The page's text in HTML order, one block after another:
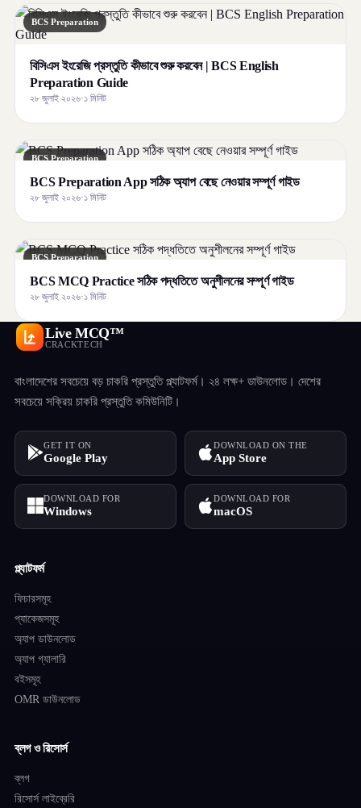
BCS Preparation
বিসিএস ইংরেজি প্রস্তুতি কীভাবে শুরু করবেন | BCS English
Preparation Guide
২৮ জুলাই ২০২৬·১ মিনিট
BCS Preparation
BCS Preparation App সঠিক অ্যাপ বেছে নেওয়ার সম্পূর্ণ গাইড
২৮ জুলাই ২০২৬·১ মিনিট
BCS Preparation
BCS MCQ Practice সঠিক পদ্ধতিতে অনুশীলনের সম্পূর্ণ গাইড
২৮ জুলাই ২০২৬·১ মিনিট
Live MCQ™
CRACKTECH
বাংলাদেশের সবচেয়ে বড় চাকরি প্রস্তুতি প্ল্যাটফর্ম। ২৪ লক্ষ+ ডাউনলোড। দেশের
সবচেয়ে সক্রিয় চাকরি প্রস্তুতি কমিউনিটি।
GET IT ON
Google Play
DOWNLOAD ON THE
App Store
DOWNLOAD FOR
Windows
DOWNLOAD FOR
macOS
প্ল্যাটফর্ম
ফিচারসমূহ
প্যাকেজসমূহ
অ্যাপ ডাউনলোড
অ্যাপ গ্যালারি
বইসমূহ
OMR ডাউনলোড
ব্লগ ও রিসোর্স
ব্লগ
রিসোর্স লাইব্রেরি